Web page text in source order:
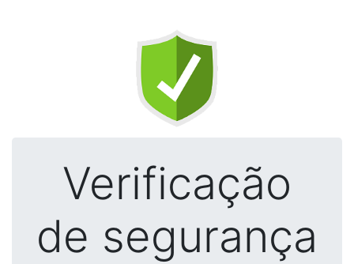
Verificação
de segurança